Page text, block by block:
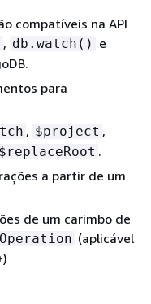
compatíveis na API
, db.watch() e
para
, $project ,
$replaceRoot .
a partir de um
de um carimbo de
(aplicável